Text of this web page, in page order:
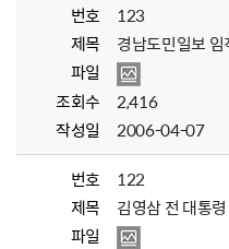
번호
123
제목
경남도민일보
파일
조회수
2,416
작성일
2006-04-07
번호
122
제목
김영삼 전 대통
파일